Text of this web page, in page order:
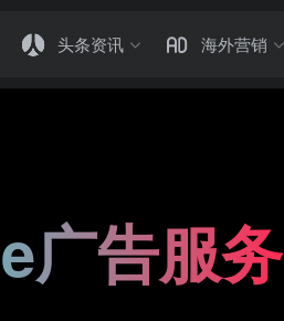
头条资讯 海外营销
广告服务